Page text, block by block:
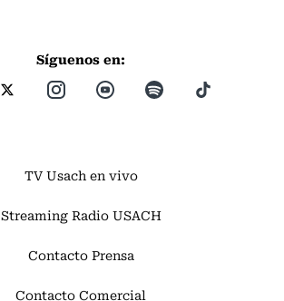
Síguenos en:
TV Usach en vivo
Streaming Radio USACH
Contacto Prensa
Contacto Comercial